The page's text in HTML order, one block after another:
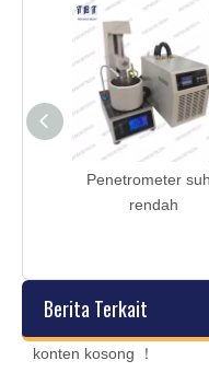
Penetrometer
rendah
Berita Terkait
konten kosong ！